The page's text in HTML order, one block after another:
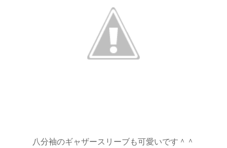
八分袖のギャザースリーブも可愛いです＾＾